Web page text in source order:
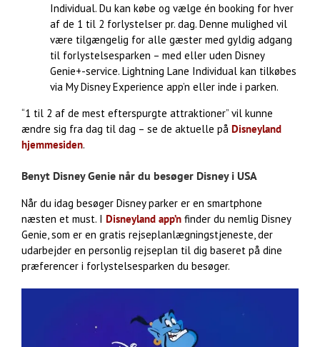
Individual. Du kan købe og vælge én booking for hver
af de 1 til 2 forlystelser pr. dag. Denne mulighed vil
være tilgængelig for alle gæster med gyldig adgang
til forlystelsesparken – med eller uden Disney
Genie+-service. Lightning Lane Individual kan tilkøbes
via My Disney Experience app’n eller inde i parken.
“1 til 2 af de mest efterspurgte attraktioner” vil kunne
ændre sig fra dag til dag – se de aktuelle på Disneyland
hjemmesiden.
Benyt Disney Genie når du besøger Disney i USA
Når du idag besøger Disney parker er en smartphone
næsten et must. I Disneyland app’n finder du nemlig Disney
Genie, som er en gratis rejseplanlægningstjeneste, der
udarbejder en personlig rejseplan til dig baseret på dine
præferencer i forlystelsesparken du besøger.